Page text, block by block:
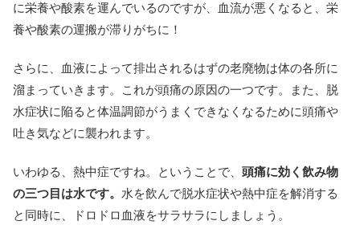
に栄養や酸素を運んでいるのですが、血流が悪くなると、栄
養や酸素の運搬が滞りがちに！
さらに、血液によって排出されるはずの老廃物は体の各所に
溜まっていきます。これが頭痛の原因の一つです。また、脱
水症状に陥ると体温調節がうまくできなくなるために頭痛や
吐き気などに襲われます。
いわゆる、熱中症ですね。ということで、 頭痛に効く飲み物
の三つ目は水です。 水を飲んで脱水症状や熱中症を解消する
と同時に、ドロドロ血液をサラサラにしましょう。